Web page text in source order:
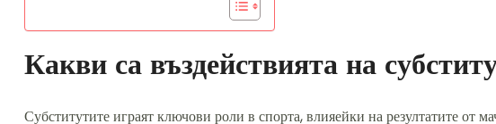
Какви са въздействията на
Субститутите играят ключови роли в спорта, влияейки на резултатите от